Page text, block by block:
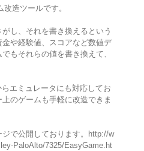
造ツールです。
し、それを書き換えるという
や経験値、スコアなど数値デ
もそれらの値を書き換えて、
エミュレータにも対応してお
のゲームも手軽に改造できま
で公開しております。http://w
PaloAlto/7325/EasyGame.ht